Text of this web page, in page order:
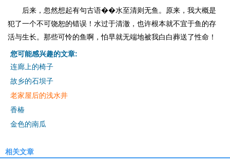
后来，忽然想起有句古语��水至清则无鱼。原来，我大概是
犯了一个不可饶恕的错误！水过于清澈，也许根本就不宜于鱼的存
活与生长。那些可怜的鱼啊，怕早就无端地被我白白葬送了性命！
您可能感兴趣的文章:
连廊上的椅子
故乡的石坝子
老家屋后的浅水井
香椿
金色的南瓜
相关文章